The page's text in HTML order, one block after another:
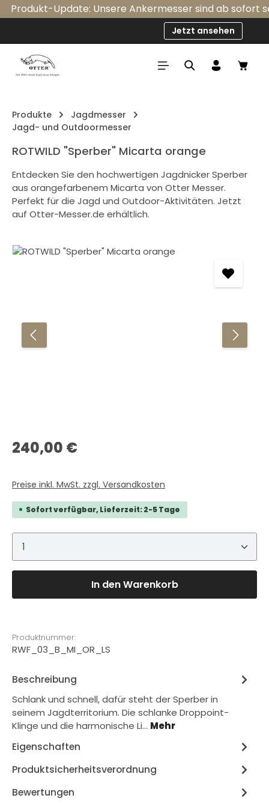
Zum Hauptinhalt springen
Produkt-Update: Unsere Ankermesser sind ab sofort
Jetzt ansehen
Produkte
Jagdmesser
Jagd- und Outdoormesser
ROTWILD "Sperber" Micarta orange
Entdecken Sie den hochwertigen Jagdnicker Sperber
aus orangefarbenem Micarta von Otter Messer.
Perfekt für die Jagd und Outdoor-Aktivitäten. Jetzt
auf Otter-Messer.de erhältlich.
Bildergalerie überspringen
Regulärer Preis:
240,00 €
Preise inkl. MwSt. zzgl. Versandkosten
Sofort verfügbar, Lieferzeit: 2-5 Tage
Produkt Anzahl: Gib den gewünschten Wert
In den Warenkorb
Produktnummer:
RWF_03_B_MI_OR_LS
Beschreibung
Schlank und schnell, dafür steht der Sperber in
seinem Jagdterritorium. Die schlanke Droppoint-
Klinge und die harmonische Li… Mehr
Eigenschaften
Produktsicherheitsverordnung
Bewertungen